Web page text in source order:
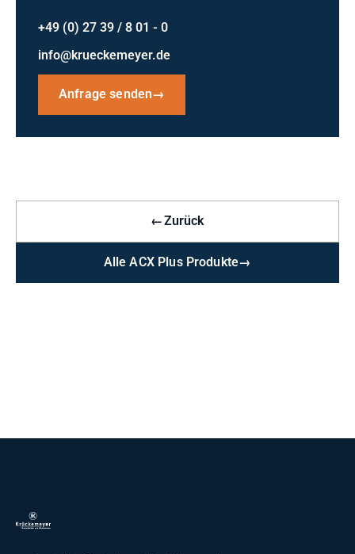
+49 (0) 27 39 / 8 01 - 0
info@krueckemeyer.de
Anfrage senden→
←Zurück
Alle ACX Plus Produkte→